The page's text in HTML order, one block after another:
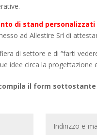
di stand personalizzati
ad Allestire Srl di
di settore e di “farti
idee circa la progettazione
il form sottostante